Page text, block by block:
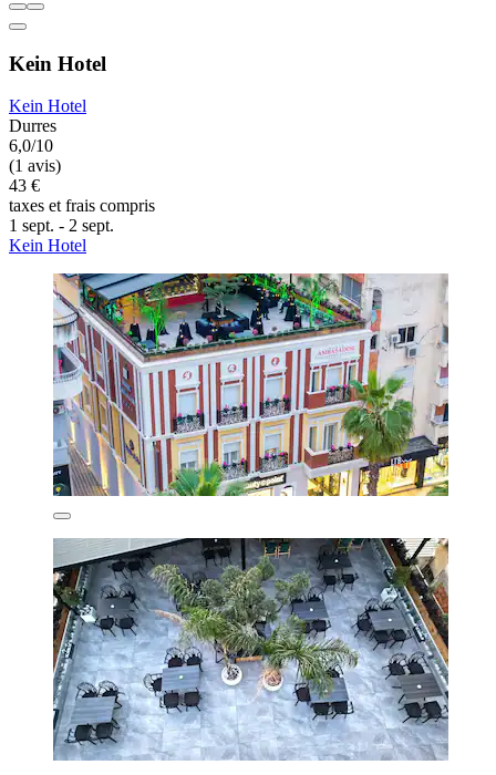
Kein Hotel
Kein Hotel
Durres
6,0/10
(1 avis)
43 €
taxes et frais compris
1 sept. - 2 sept.
Kein Hotel